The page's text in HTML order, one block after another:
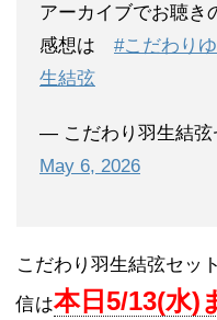
アーカイブでお聴き
感想は #こだわり
生結弦
— こだわり羽生結弦
May 6, 2026
こだわり羽生結弦セッ
信は本日5/13(水)